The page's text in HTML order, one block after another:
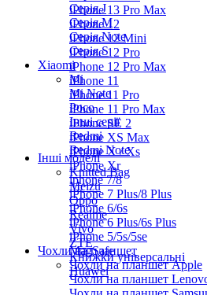
iPhone 13 Pro Max
iPhone 12
iPhone 12 Mini
iPhone 12 Pro
iPhone 12 Pro Max
iPhone 11
iPhone 11 Pro
iPhone 11 Pro Max
iPhone SE 2
iPhone XS Max
iPhone X / Xs
iPhone Xr
iphone 7/8
iPhone 7 Plus/8 Plus
iPhone 6/6s
iPhone 6 Plus/6s Plus
iPhone 5/5s/5se
MagSafe
Серiя J
Серiя M
Серія Note
Серія S
Xiaomi
Mi
Mi Note
Poco
Інші серії
Redmi
Redmi Note
Інші моделі
Knitted Bag
Meizu
Oppo
Realme
Vivo
ZTE
Книжки універсальні
Huawei
Чохли на планшет
Чохли на планшет Apple
Чохли на планшет